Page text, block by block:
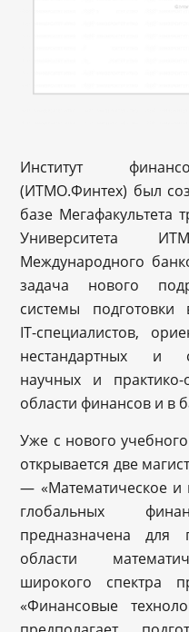
Институт
(ИТМО.Финтех) был
базе Мегафакультета
Университета
Международного
задача нового
системы подготовки
IT-специалистов,
нестандартных и
научных и
области финансов и в
Уже с нового
открывается две
— «Математическое и
глобальных
предназначена для
области
широкого спектра
«Финансовые